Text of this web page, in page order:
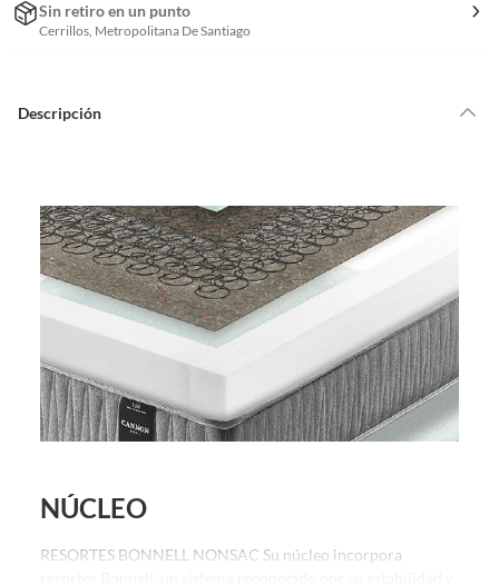
Sin retiro en un punto
Cerrillos, Metropolitana De Santiago
Descripción
NÚCLEO
RESORTES BONNELL NONSAC Su núcleo incorpora